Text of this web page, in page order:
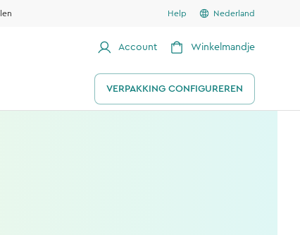
Help Nederland
Account Winkelmandje
VERPAKKING CONFIGUREREN